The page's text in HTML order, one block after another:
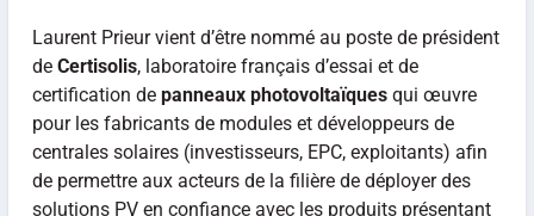
Laurent Prieur vient d’être nommé au poste de président
de Certisolis, laboratoire français d’essai et de
certification de panneaux photovoltaïquesqui œuvre
pour les fabricants de modules et développeurs de
centrales solaires (investisseurs, EPC, exploitants) afin
de permettre aux acteurs de la filière de déployer des
solutions PV en confiance avec les produits présentant